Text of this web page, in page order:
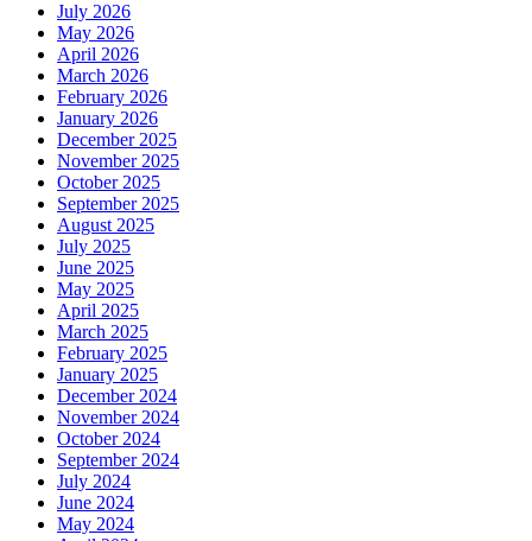
July 2026
May 2026
April 2026
March 2026
February 2026
January 2026
December 2025
November 2025
October 2025
September 2025
August 2025
July 2025
June 2025
May 2025
April 2025
March 2025
February 2025
January 2025
December 2024
November 2024
October 2024
September 2024
July 2024
June 2024
May 2024